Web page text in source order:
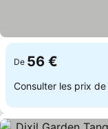
De 56 €
Consulter les prix de